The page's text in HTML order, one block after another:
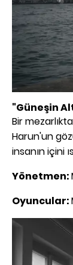
"Güneşin
Bir
Harun'un
insanın içini
Yönetmen:
Oyuncular: